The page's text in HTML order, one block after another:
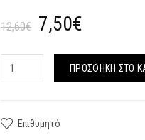
12,60€ 7,50€
ΠΡΟΣΘΉΚΗ ΣΤΟ
Επιθυμητό